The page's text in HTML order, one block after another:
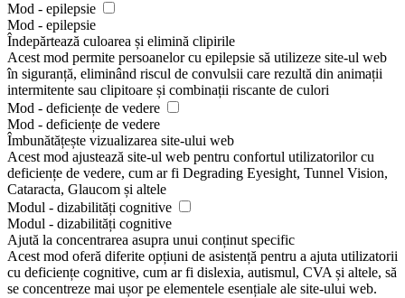
Mod - epilepsie
Mod - epilepsie
Îndepărtează culoarea și elimină clipirile
Acest mod permite persoanelor cu epilepsie să utilizeze site-ul web
în siguranță, eliminând riscul de convulsii care rezultă din animații
intermitente sau clipitoare și combinații riscante de culori
Mod - deficiențe de vedere
Mod - deficiențe de vedere
Îmbunătățește vizualizarea site-ului web
Acest mod ajustează site-ul web pentru confortul utilizatorilor cu
deficiențe de vedere, cum ar fi Degrading Eyesight, Tunnel Vision,
Cataracta, Glaucom și altele
Modul - dizabilități cognitive
Modul - dizabilități cognitive
Ajută la concentrarea asupra unui conținut specific
Acest mod oferă diferite opțiuni de asistență pentru a ajuta utilizatorii
cu deficiențe cognitive, cum ar fi dislexia, autismul, CVA și altele, să
se concentreze mai ușor pe elementele esențiale ale site-ului web.